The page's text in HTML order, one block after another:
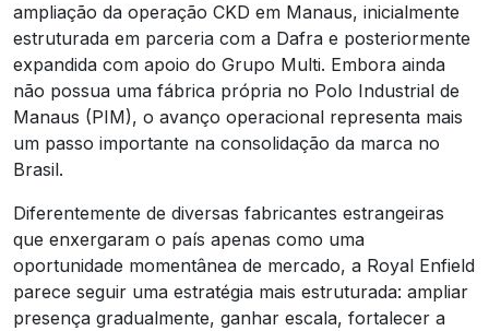
ampliação da operação CKD em Manaus, inicialmente
estruturada em parceria com a Dafra e posteriormente
expandida com apoio do Grupo Multi. Embora ainda
não possua uma fábrica própria no Polo Industrial de
Manaus (PIM), o avanço operacional representa mais
um passo importante na consolidação da marca no
Brasil.
Diferentemente de diversas fabricantes estrangeiras
que enxergaram o país apenas como uma
oportunidade momentânea de mercado, a Royal Enfield
parece seguir uma estratégia mais estruturada: ampliar
presença gradualmente, ganhar escala, fortalecer a